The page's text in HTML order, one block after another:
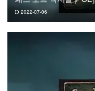
2022-07-06